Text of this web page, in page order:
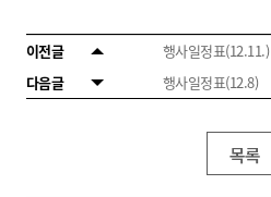
이전글
행사일정표(12.11.)
다음글
행사일정표(12.8)
목록